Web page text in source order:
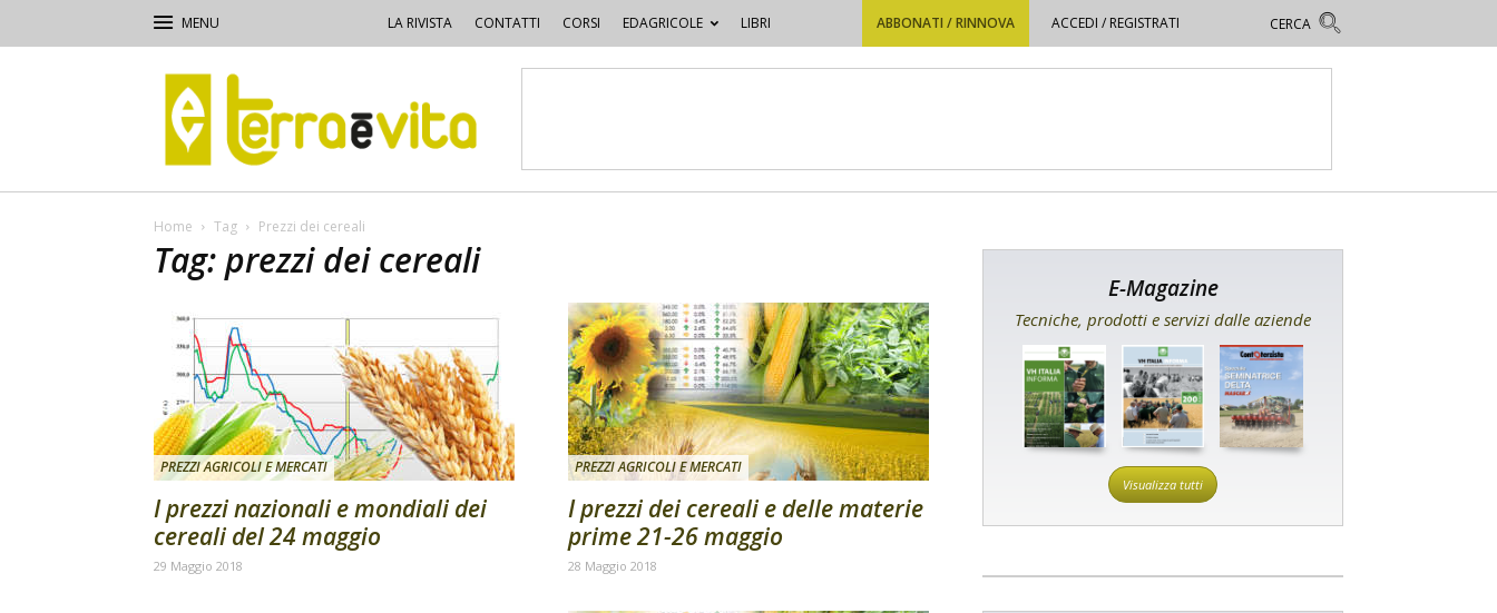
LA RIVISTA CONTATTI CORSI EDAGRICOLE LIBRI ABBONATI / RINNOVA ACCEDI / REGISTRATI
Terra
e
Vita
Home Tag Prezzi dei cereali
Tag: prezzi dei cereali
PREZZI AGRICOLI E MERCATI
I prezzi nazionali e mondiali dei
cereali del 24 maggio
29 Maggio 2018
PREZZI AGRICOLI E MERCATI
I prezzi dei cereali e delle materie
prime 21-26 maggio
28 Maggio 2018
E-Magazine
Tecniche, prodotti e servizi dalle aziende
Visualizza tutti